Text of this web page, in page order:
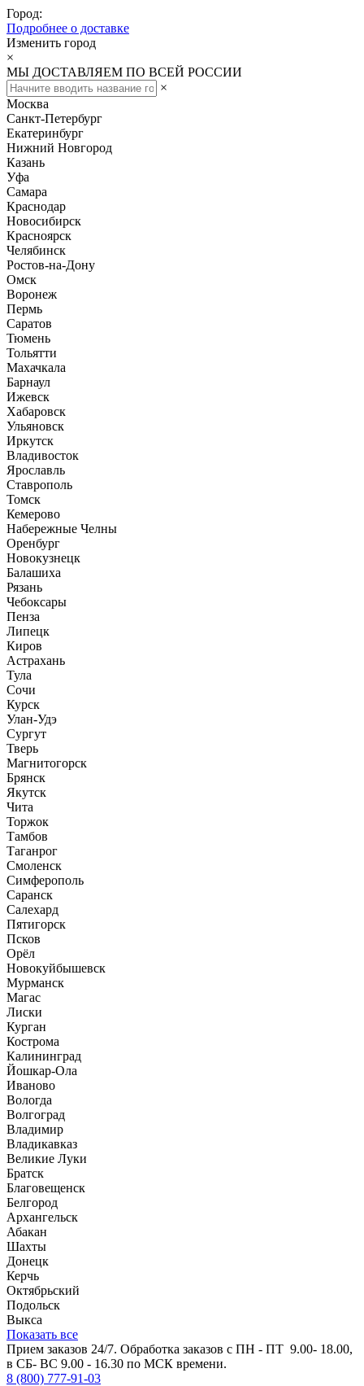
Город:
Подробнее о доставке
Изменить город
×
МЫ ДОСТАВЛЯЕМ ПО ВСЕЙ РОССИИ
×
Москва
Санкт-Петербург
Екатеринбург
Нижний Новгород
Казань
Уфа
Самара
Краснодар
Новосибирск
Красноярск
Челябинск
Ростов-на-Дону
Омск
Воронеж
Пермь
Саратов
Тюмень
Тольятти
Махачкала
Барнаул
Ижевск
Хабаровск
Ульяновск
Иркутск
Владивосток
Ярославль
Ставрополь
Томск
Кемерово
Набережные Челны
Оренбург
Новокузнецк
Балашиха
Рязань
Чебоксары
Пенза
Липецк
Киров
Астрахань
Тула
Сочи
Курск
Улан-Удэ
Сургут
Тверь
Магнитогорск
Брянск
Якутск
Чита
Торжок
Тамбов
Таганрог
Смоленск
Симферополь
Саранск
Салехард
Пятигорск
Псков
Орёл
Новокуйбышевск
Мурманск
Магас
Лиски
Курган
Кострома
Калининград
Йошкар-Ола
Иваново
Вологда
Волгоград
Владимир
Владикавказ
Великие Луки
Братск
Благовещенск
Белгород
Архангельск
Абакан
Шахты
Донецк
Керчь
Октябрьский
Подольск
Выкса
Показать все
Прием заказов 24/7. Обработка заказов с ПН - ПТ 9.00- 18.00,
в СБ- ВС 9.00 - 16.30 по МСК времени.
8 (800) 777-91-03